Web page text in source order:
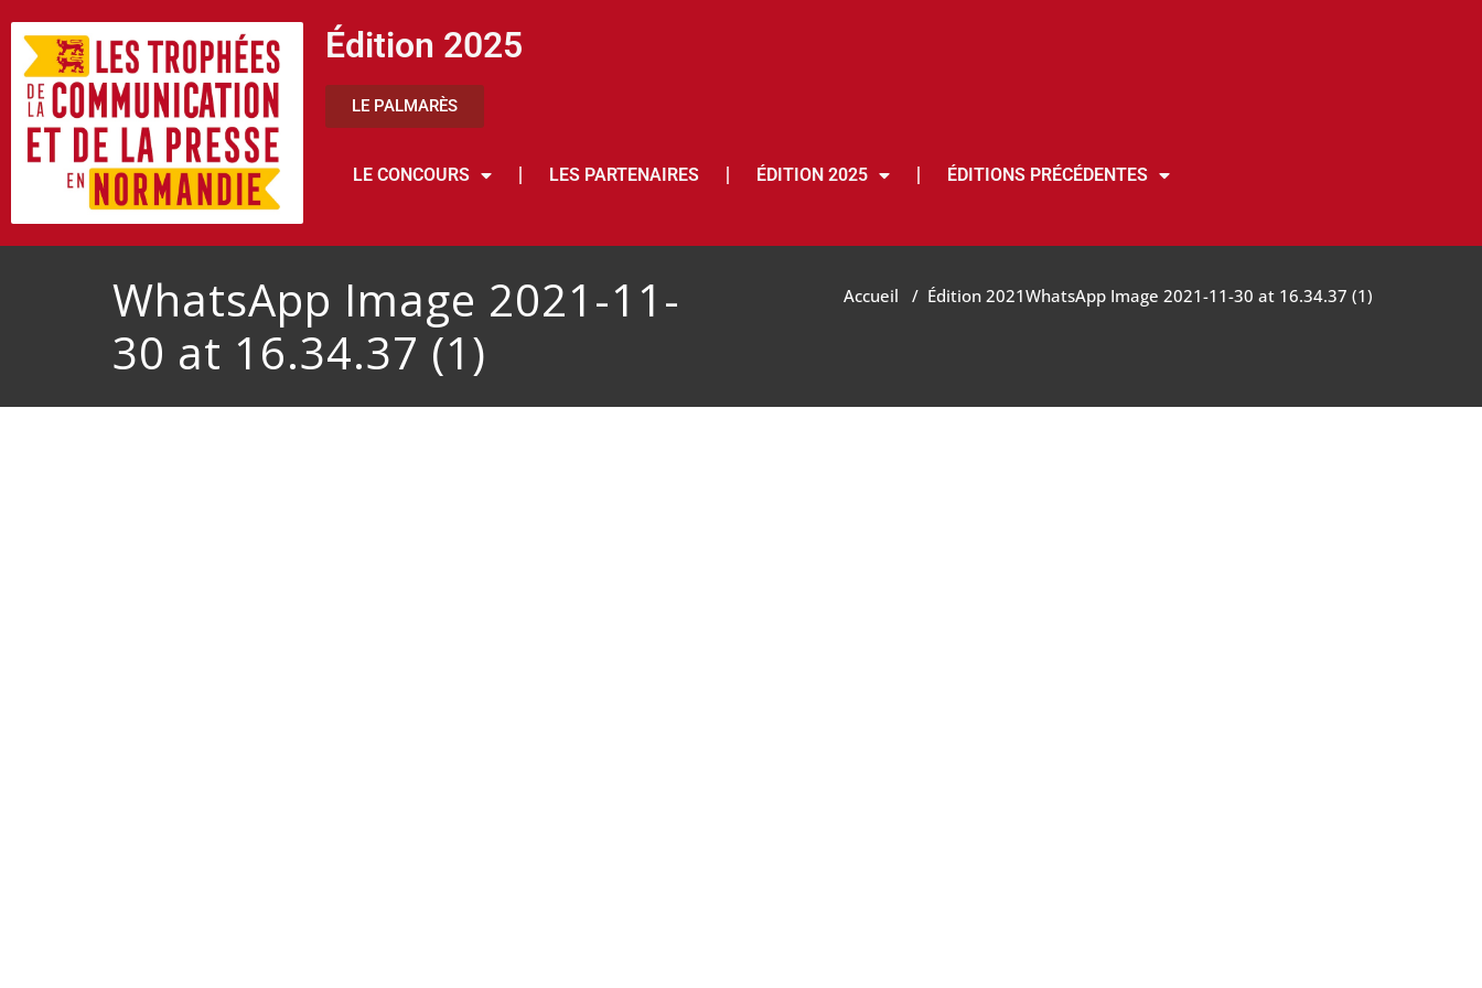
Édition 2025
LE PALMARÈS
LE CONCOURS LES PARTENAIRES ÉDITION 2025 ÉDITIONS PRÉCÉDENTES
WhatsApp Image 2021-11-
30 at 16.34.37 (1)
Accueil / Édition 2021WhatsApp Image 2021-11-30 at 16.34.37 (1)